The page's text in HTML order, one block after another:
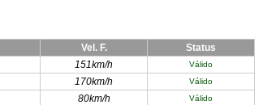
Vel. F.
Status
151km/h Válido
170km/h Válido
80km/h Válido